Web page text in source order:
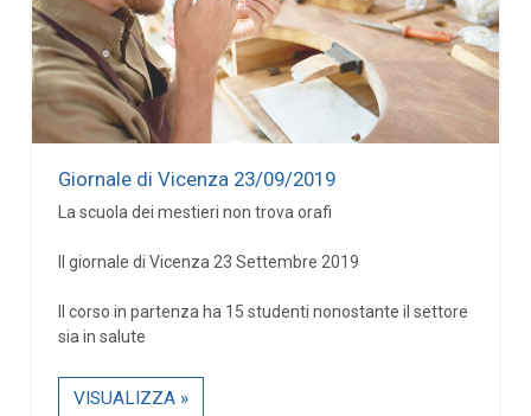
Giornale di Vicenza 23/09/2019
La scuola dei mestieri non trova orafi
Il giornale di Vicenza 23 Settembre 2019
Il corso in partenza ha 15 studenti nonostante il settore
sia in salute
VISUALIZZA »